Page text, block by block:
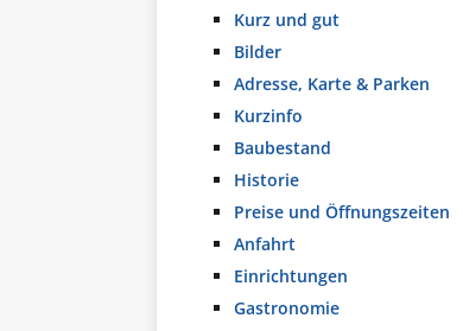
Kurz und gut
Bilder
Adresse, Karte & Parken
Kurzinfo
Baubestand
Historie
Preise und Öffnungszeiten
Anfahrt
Einrichtungen
Gastronomie